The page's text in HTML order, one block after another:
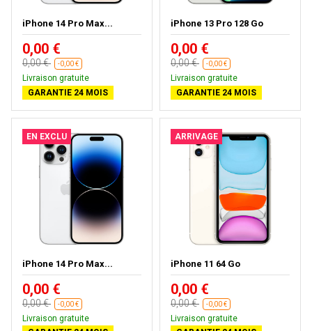
iPhone 14 Pro Max...
0,00 €
0,00 € -0,00 €
Livraison gratuite
GARANTIE 24 MOIS
iPhone 13 Pro 128 Go
0,00 €
0,00 € -0,00 €
Livraison gratuite
GARANTIE 24 MOIS
EN EXCLU
iPhone 14 Pro Max...
0,00 €
0,00 € -0,00 €
Livraison gratuite
ARRIVAGE
iPhone 11 64 Go
0,00 €
0,00 € -0,00 €
Livraison gratuite